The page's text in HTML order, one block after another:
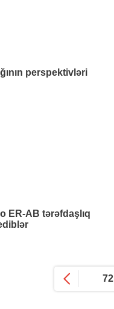
perspektivləri
ER-AB tərəfdaşlıq
72